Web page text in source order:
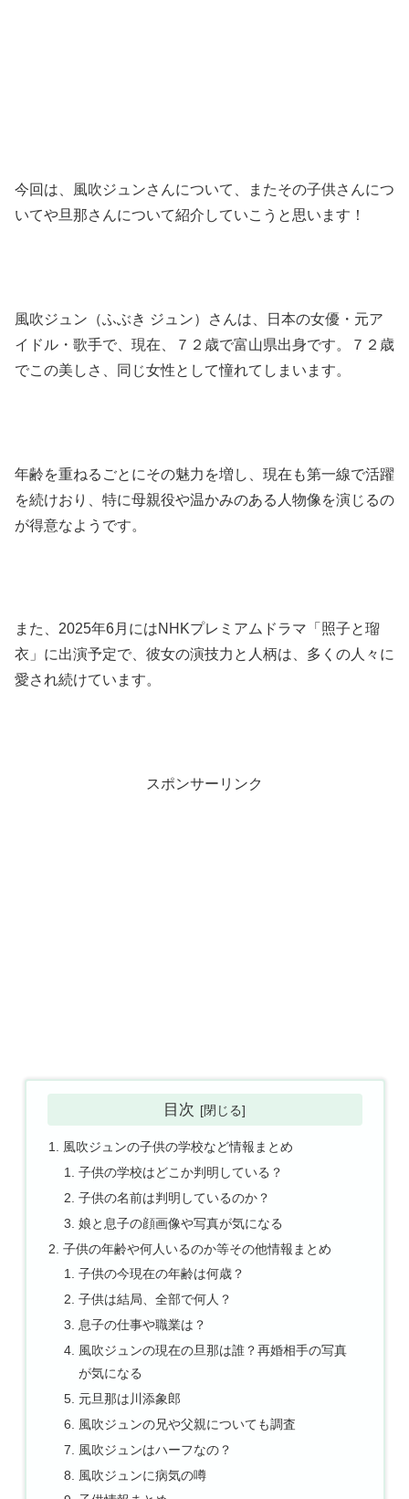
今回は、風吹ジュンさんについて、またその子供さんにつ
いてや旦那さんについて紹介していこうと思います！
風吹ジュン（ふぶき ジュン）さんは、日本の女優・元ア
イドル・歌手で、 現在、７２歳で富山県出身です。
７２歳
でこの美しさ、同じ女性として憧れてしまいます。
年齢を重ねるごとにその魅力を増し、現在も第一線で活躍
を続けおり、 特に母親役や温かみのある人物像を演じるの
が得意なようです。
また、2025年6月にはNHKプレミアムドラマ「照子と瑠
衣」に出演予定で、 彼女の演技力と人柄は、多くの人々に
愛され続けています。
スポンサーリンク
目次
風吹ジュンの子供の学校など情報まとめ
子供の学校はどこか判明している？
子供の名前は判明しているのか？
娘と息子の顔画像や写真が気になる
子供の年齢や何人いるのか等その他情報まとめ
子供の今現在の年齢は何歳？
子供は結局、全部で何人？
息子の仕事や職業は？
風吹ジュンの現在の旦那は誰？再婚相手の写真
が気になる​
元旦那は川添象郎
風吹ジュンの兄や父親についても調査
風吹ジュンはハーフなの？
風吹ジュンに病気の噂